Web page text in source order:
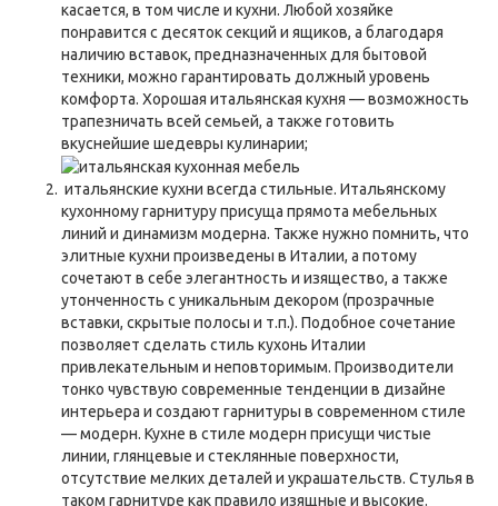
касается, в том числе и кухни. Любой хозяйке
понравится с десяток секций и ящиков, а благодаря
наличию вставок, предназначенных для бытовой
техники, можно гарантировать должный уровень
комфорта. Хорошая итальянская кухня — возможность
трапезничать всей семьей, а также готовить
вкуснейшие шедевры кулинарии;
итальянские кухни всегда стильные. Итальянскому
кухонному гарнитуру присуща прямота мебельных
линий и динамизм модерна. Также нужно помнить, что
элитные кухни произведены в Италии, а потому
сочетают в себе элегантность и изящество, а также
утонченность с уникальным декором (прозрачные
вставки, скрытые полосы и т.п.). Подобное сочетание
позволяет сделать стиль кухонь Италии
привлекательным и неповторимым. Производители
тонко чувствую современные тенденции в дизайне
интерьера и создают гарнитуры в современном стиле
— модерн. Кухне в стиле модерн присущи чистые
линии, глянцевые и стеклянные поверхности,
отсутствие мелких деталей и украшательств. Стулья в
таком гарнитуре как правило изящные и высокие.